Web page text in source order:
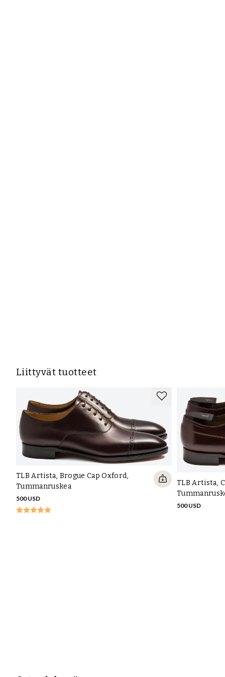
Liittyvät tuotteet
TLB Artista, Brogue Cap Oxford,
Tummanruskea
500 USD
TLB Artista,
500 USD